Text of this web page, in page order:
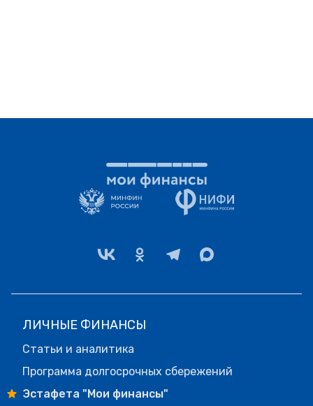
ЛИЧНЫЕ ФИНАНСЫ
Статьи и аналитика
Программа долгосрочных сбережений
Эстафета "Мои финансы"